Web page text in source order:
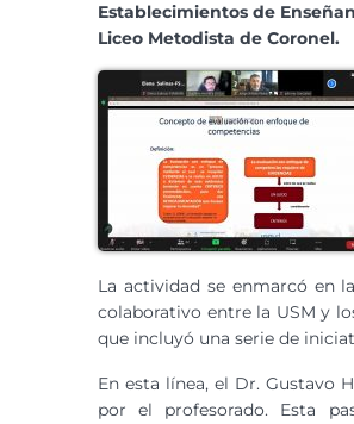
Establecimientos de
Liceo Metodista de Coronel.
La actividad se enmarcó en
colaborativo entre la USM y
que incluyó una serie de
En esta línea, el Dr. Gustavo
por el profesorado. Esta